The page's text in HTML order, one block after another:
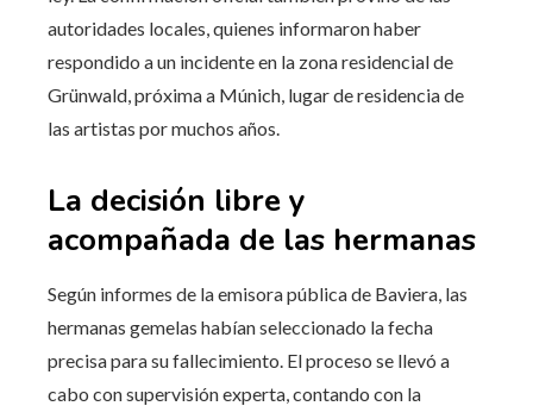
autoridades locales, quienes informaron haber
respondido a un incidente en la zona residencial de
Grünwald, próxima a Múnich, lugar de residencia de
las artistas por muchos años.
La decisión libre y
acompañada de las hermanas
Según informes de la emisora pública de Baviera, las
hermanas gemelas habían seleccionado la fecha
precisa para su fallecimiento. El proceso se llevó a
cabo con supervisión experta, contando con la